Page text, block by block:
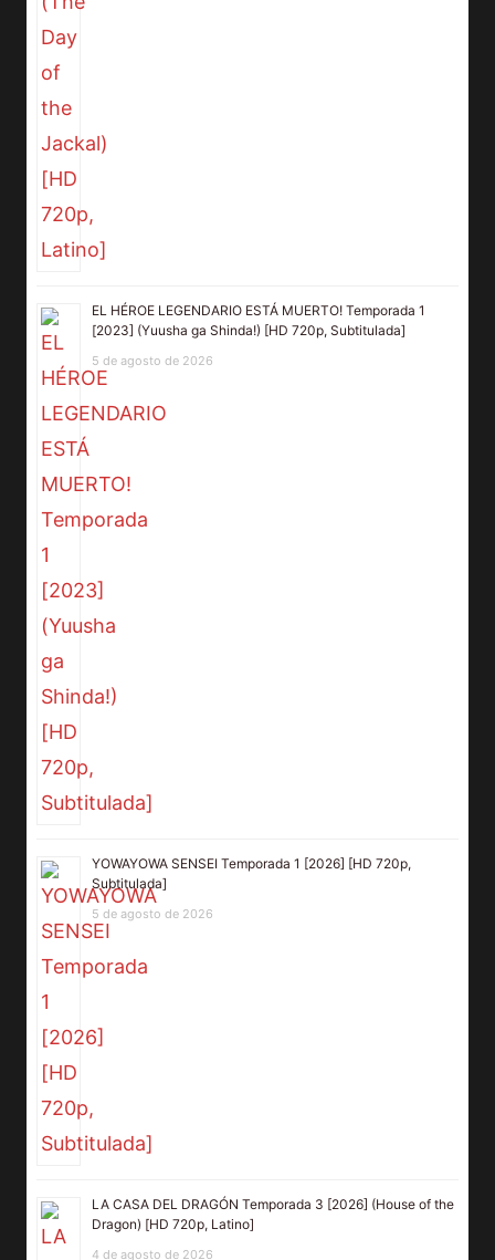
EL HÉROE LEGENDARIO ESTÁ MUERTO! Temporada 1
[2023] (Yuusha ga Shinda!) [HD 720p, Subtitulada]
5 de agosto de 2026
YOWAYOWA SENSEI Temporada 1 [2026] [HD 720p,
Subtitulada]
5 de agosto de 2026
LA CASA DEL DRAGÓN Temporada 3 [2026] (House of the
Dragon) [HD 720p, Latino]
4 de agosto de 2026